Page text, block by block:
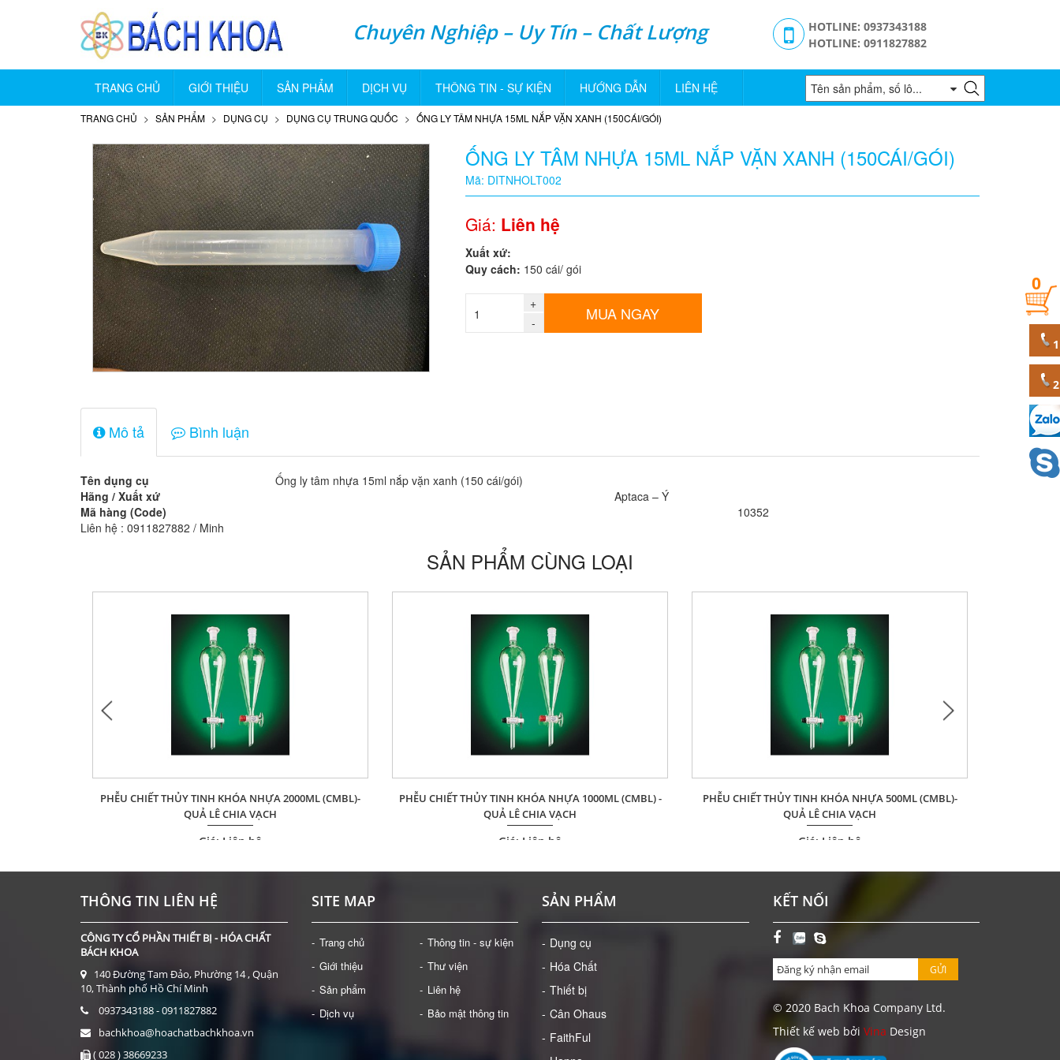
Chuyên Nghiệp – Uy Tín – Chất Lượng
HOTLINE: 0937343188
HOTLINE: 0911827882
TRANG CHỦ GIỚI THIỆU SẢN PHẨM DỊCH VỤ THÔNG TIN - SỰ KIỆN HƯỚNG DẪN LIÊN HỆ
0
TRANG CHỦ SẢN PHẨM DỤNG CỤ DỤNG CỤ TRUNG QUỐC ỐNG LY TÂM NHỰA 15ML NẮP VẶN XANH (150CÁI/GÓI)
ỐNG LY TÂM NHỰA 15ML NẮP VẶN XANH (150CÁI/GÓI)
Mã: DITNHOLT002
Giá: Liên hệ
Xuất xứ:
Quy cách: 150 cái/ gói
+
-
MUA NGAY
Mô tả Bình luận
Tên dụng cụ
Ống ly tâm nhựa 15ml nắp vặn xanh (150 cái/gói)
Hãng / Xuất xứ
Aptaca – Ý
Mã hàng (Code)
10352
Liên hệ : 0911827882 / Minh
SẢN PHẨM CÙNG LOẠI
PHỄU CHIẾT THỦY TINH KHÓA NHỰA 2000ML (CMBL)-
QUẢ LÊ CHIA VẠCH
Giá: Liên hệ
PHỄU CHIẾT THỦY TINH KHÓA NHỰA 1000ML (CMBL) -
QUẢ LÊ CHIA VẠCH
Giá: Liên hệ
PHỄU CHIẾT THỦY TINH KHÓA NHỰA 500ML (CMBL)-
QUẢ LÊ CHIA VẠCH
Giá: Liên hệ
THÔNG TIN LIÊN HỆ
CÔNG TY CỔ PHẦN THIẾT BỊ - HÓA CHẤT
BÁCH KHOA
140 Đường Tam Đảo, Phường 14 , Quận
10, Thành phố Hồ Chí Minh
0937343188 - 0911827882
bachkhoa@hoachatbachkhoa.vn
( 028 ) 38669233
SITE MAP
Trang chủ
Giới thiệu
Sản phẩm
Dịch vụ
Thông tin - sự kiện
Thư viện
Liên hệ
Bảo mật thông tin
SẢN PHẨM
Dụng cụ
Hóa Chất
Thiết bị
Cân Ohaus
FaithFul
KẾT NỐI
GỬI
© 2020 Bach Khoa Company Ltd.
Thiết kế web bởi Vina Design